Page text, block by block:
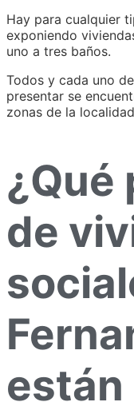
Hay para cualquier
exponiendo
uno a tres baños.
Todos y cada uno
presentar se
zonas de la
¿Qué
de
están